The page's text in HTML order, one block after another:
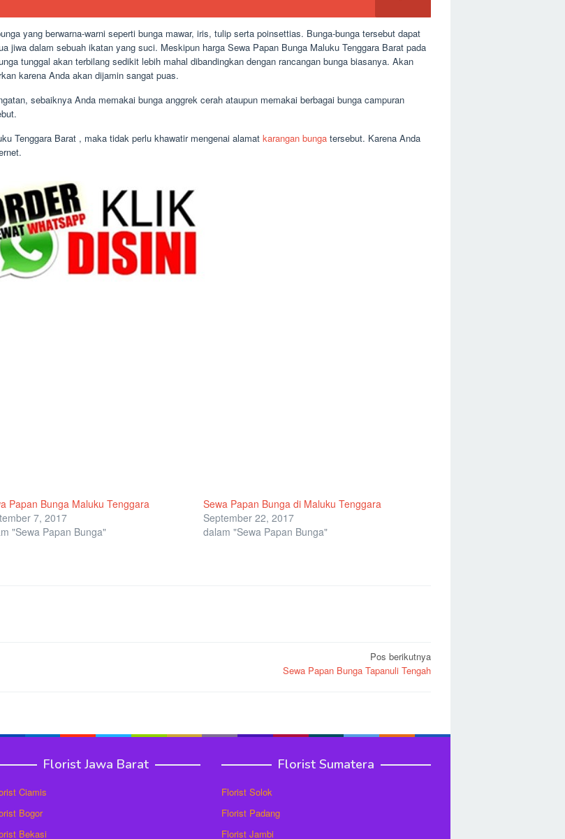
yang berwarna-warni seperti bunga mawar, iris, tulip serta poinsettias. Bunga-bunga tersebut dapat
jiwa dalam sebuah ikatan yang suci. Meskipun harga Sewa Papan Bunga Maluku Tenggara Barat pada
tunggal akan terbilang sedikit lebih mahal dibandingkan dengan rancangan bunga biasanya. Akan
karena Anda akan dijamin sangat puas.
sebaiknya Anda memakai bunga anggrek cerah ataupun memakai berbagai bunga campuran
Tenggara Barat , maka tidak perlu khawatir mengenai alamat karangan bunga tersebut. Karena Anda
Papan Bunga Maluku Tenggara
7, 2017
"Sewa Papan Bunga"
Sewa Papan Bunga di Maluku Tenggara
September 22, 2017
dalam "Sewa Papan Bunga"
Pos berikutnya
Sewa Papan Bunga Tapanuli Tengah
Florist Jawa Barat
Ciamis
Bogor
Bekasi
Florist Sumatera
Florist Solok
Florist Padang
Florist Jambi